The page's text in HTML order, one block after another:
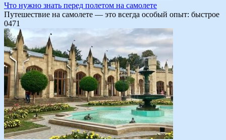
Что нужно знать перед полетом на самолете
Путешествие на самолете — это всегда особый опыт: быстрое
0471